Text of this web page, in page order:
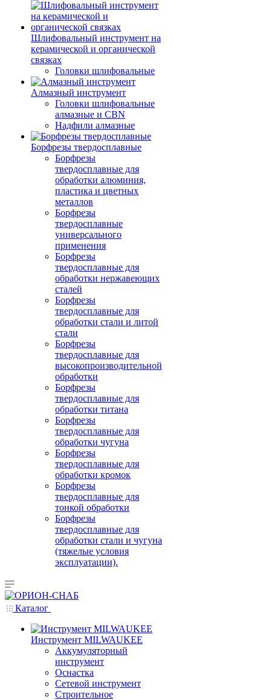
Шлифовальный инструмент на
керамической и органической
связках
Головки шлифовальные
Алмазный инструмент
Головки шлифовальные
алмазные и CBN
Надфили алмазные
Борфрезы твердосплавные
Борфрезы
твердосплавные для
обработки алюминия,
пластика и цветных
металлов
Борфрезы
твердосплавные
универсального
применения
Борфрезы
твердосплавные для
обработки нержавеющих
сталей
Борфрезы
твердосплавные для
обработки стали и литой
стали
Борфрезы
твердосплавные для
высокопроизводительной
обработки
Борфрезы
твердосплавные для
обработки титана
Борфрезы
твердосплавные для
обработки чугуна
Борфрезы
твердосплавные для
обработки кромок
Борфрезы
твердосплавные для
тонкой обработки
Борфрезы
твердосплавные для
обработки стали и чугуна
(тяжелые условия
эксплуатации).
Каталог
Инструмент MILWAUKEE
Аккумуляторный
инструмент
Оснастка
Сетевой инструмент
Строительное